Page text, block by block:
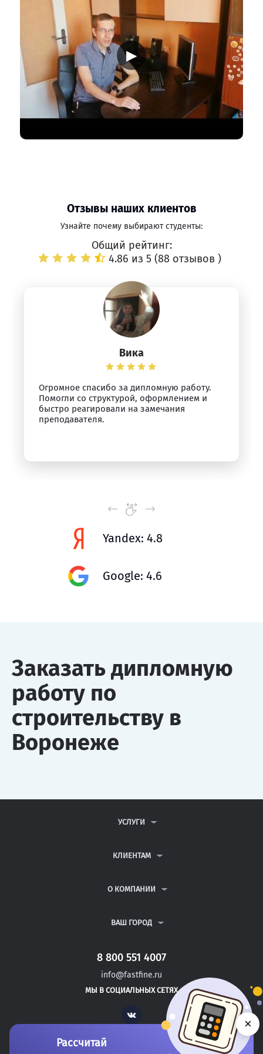
▶
Отзывы наших клиентов
Узнайте почему выбирают студенты:
Общий рейтинг:
4.86 из 5 (88 отзывов )
Вика
Огромное спасибо за дипломную работу.
Помогли со структурой, оформлением и
быстро реагировали на замечания
преподавателя.
Yandex: 4.8
Google: 4.6
Заказать дипломную
работу по
строительству в
Воронеже
УСЛУГИ
ДИПЛОМНЫЕ РАБОТЫ
РЕФЕРАТЫ
КЛИЕНТАМ
ВОПРОСЫ И ОТВЕТЫ
ПОЛИТИКА КОНФИДЕНЦИАЛЬНОСТИ
О КОМПАНИИ
КОНТАКТЫ
ВАШ ГОРОД
САНКТ-ПЕТЕРБУРГ
ЯКУТСК
ИЖЕВСК
8 800 551 4007
info@fastfine.ru
МЫ В СОЦИАЛЬНЫХ СЕТЯХ
Vk
Рассчитай
×